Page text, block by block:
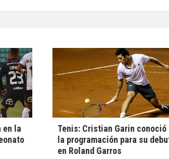
en la
Tenis: Cristian Garin conoció
la programación para su
en Roland Garros